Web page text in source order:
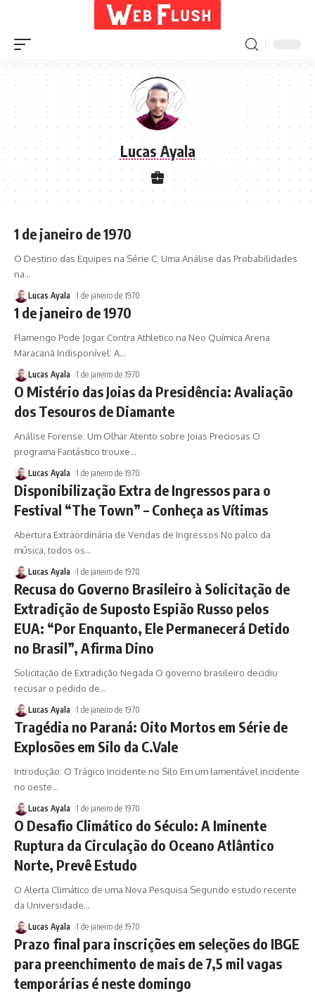
Lucas Ayala
1 de janeiro de 1970
O Destino das Equipes na Série C: Uma Análise das Probabilidades
na…
Lucas Ayala 1 de janeiro de 1970
1 de janeiro de 1970
Flamengo Pode Jogar Contra Athletico na Neo Química Arena
Maracanã Indisponível: A…
Lucas Ayala 1 de janeiro de 1970
O Mistério das Joias da Presidência: Avaliação
dos Tesouros de Diamante
Análise Forense: Um Olhar Atento sobre Joias Preciosas O
programa Fantástico trouxe…
Lucas Ayala 1 de janeiro de 1970
Disponibilização Extra de Ingressos para o
Festival “The Town” – Conheça as Vítimas
Abertura Extraordinária de Vendas de Ingressos No palco da
música, todos os…
Lucas Ayala 1 de janeiro de 1970
Recusa do Governo Brasileiro à Solicitação de
Extradição de Suposto Espião Russo pelos
EUA: “Por Enquanto, Ele Permanecerá Detido
no Brasil”, Afirma Dino
Solicitação de Extradição Negada O governo brasileiro decidiu
recusar o pedido de…
Lucas Ayala 1 de janeiro de 1970
Tragédia no Paraná: Oito Mortos em Série de
Explosões em Silo da C.Vale
Introdução: O Trágico Incidente no Silo Em um lamentável incidente
no oeste…
Lucas Ayala 1 de janeiro de 1970
O Desafio Climático do Século: A Iminente
Ruptura da Circulação do Oceano Atlântico
Norte, Prevê Estudo
O Alerta Climático de uma Nova Pesquisa Segundo estudo recente
da Universidade…
Lucas Ayala 1 de janeiro de 1970
Prazo final para inscrições em seleções do IBGE
para preenchimento de mais de 7,5 mil vagas
temporárias é neste domingo